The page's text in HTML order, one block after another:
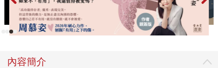
內容簡介